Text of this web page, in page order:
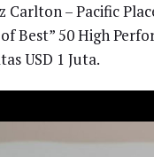
Carlton – Pacific
Best” 50 High
USD 1 Juta.